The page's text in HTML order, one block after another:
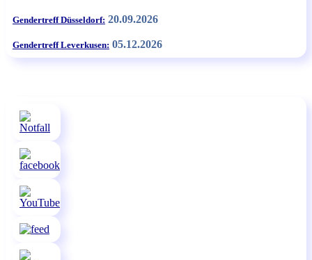
Gendertreff Düsseldorf: 20.09.2026
Gendertreff Leverkusen: 05.12.2026